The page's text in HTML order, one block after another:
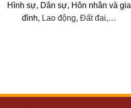
Hình sự, Dân sự, Hôn nhân và gia
đình, Lao động, Đất đai,…